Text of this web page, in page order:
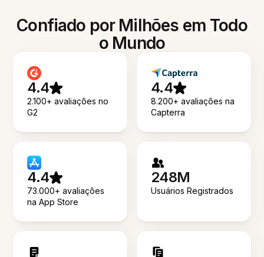
Confiado por Milhões em Todo
o Mundo
4.4
2.100+ avaliações no
G2
4.4
8.200+ avaliações na
Capterra
4.4
73.000+ avaliações
na App Store
248M
Usuários Registrados